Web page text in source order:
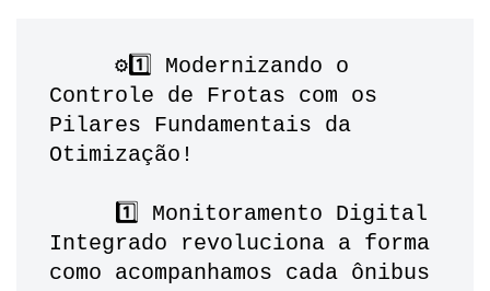
Controle de Frotas com os
Pilares Fundamentais da
Otimização!
Integrado revoluciona a forma
como acompanhamos cada ônibus